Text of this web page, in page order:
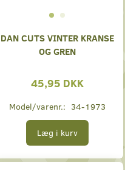
DAN CUTS VINTER KRANSE
OG GREN
45,95 DKK
Model/varenr.: 34-1973
Læg i kurv